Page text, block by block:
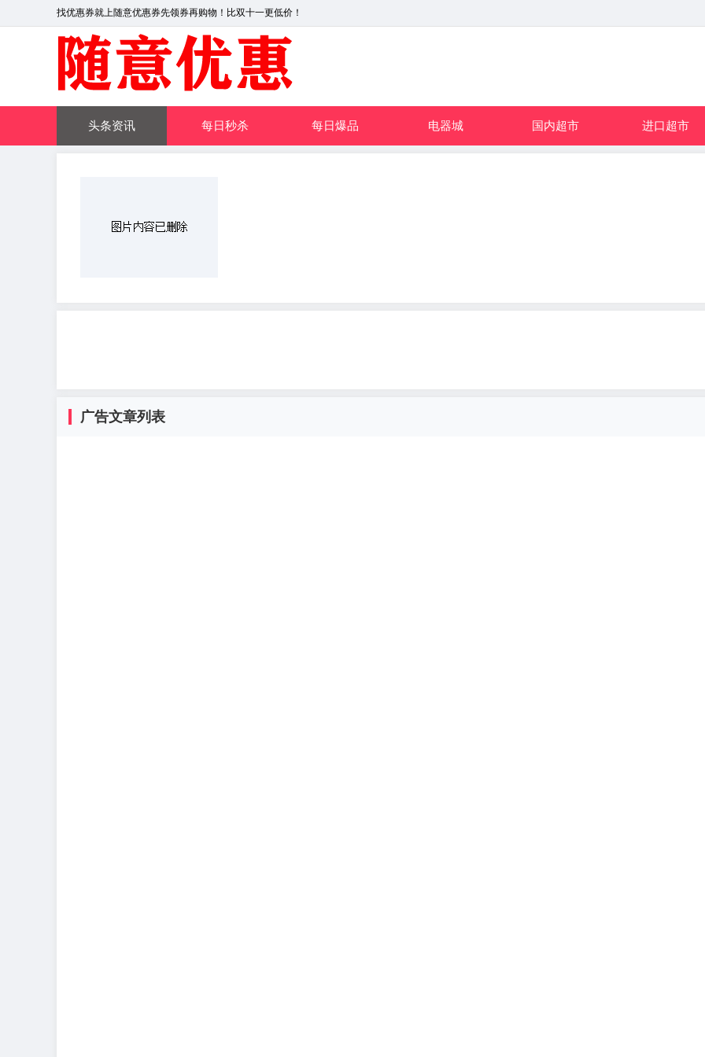
找优惠券就上随意优惠券先领券再购物！比双十一更低价！
头条资讯 每日秒杀 每日爆品 电器城 国内超市 进口超市
广告文章列表